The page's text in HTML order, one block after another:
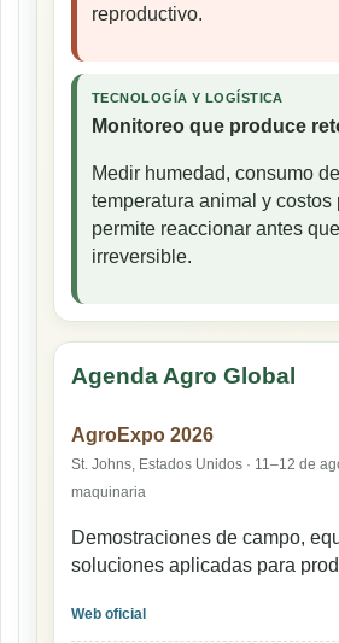
reproductivo.
TECNOLOGÍA Y LOGÍSTICA
Monitoreo que produce
Medir humedad, consumo
temperatura animal y costos
permite reaccionar antes
irreversible.
Agenda Agro Global
AgroExpo 2026
St. Johns, Estados Unidos · 11–12 de
maquinaria
Demostraciones de campo,
soluciones aplicadas para
Web oficial